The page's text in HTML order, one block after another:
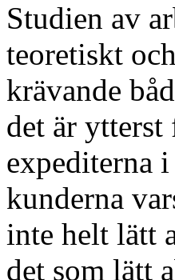
Studien av
teoretiskt
krävande
det är
expediterna
kunderna
inte helt lätt
det som lätt